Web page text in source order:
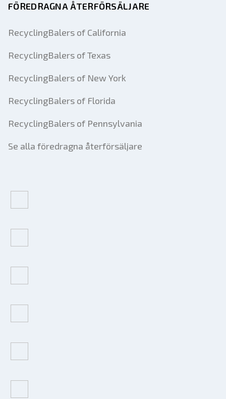
FÖREDRAGNA ÅTERFÖRSÄLJARE
RecyclingBalers of California
RecyclingBalers of Texas
RecyclingBalers of New York
RecyclingBalers of Florida
RecyclingBalers of Pennsylvania
Se alla föredragna återförsäljare